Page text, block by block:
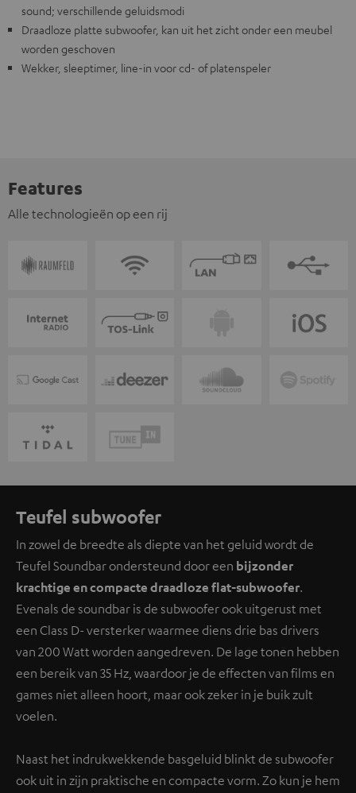
sound; verschillende geluidsmodi
Draadloze platte subwoofer, kan uit het zicht onder een meubel
worden geschoven
Wekker, sleeptimer, line-in voor cd- of platenspeler
Features
Alle technologieën op een rij
Teufel subwoofer
In zowel de breedte als diepte van het geluid wordt de
Teufel Soundbar ondersteund door een bijzonder
krachtige en compacte draadloze flat-subwoofer.
Evenals de soundbar is de subwoofer ook uitgerust met
een Class D- versterker waarmee diens drie bas drivers
van 200 Watt worden aangedreven. De lage tonen hebben
een bereik van 35 Hz, waardoor je de effecten van films en
games niet alleen hoort, maar ook zeker in je buik zult
voelen.
Naast het indrukwekkende basgeluid blinkt de subwoofer
ook uit in zijn praktische en compacte vorm. Zo kun je hem